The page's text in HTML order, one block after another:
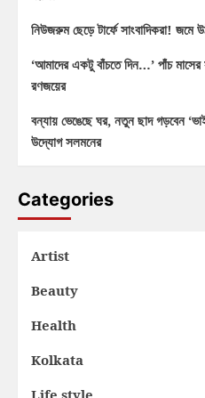
নিউজরুম ছেড়ে টার্ফে সাংবাদিকরা! জমে
‘আমাদের একটু বাঁচতে দিন…’ পাঁচ
রণজয়ের
বন্যায় ভেঙেছে ঘর, নতুন ছাদ গড়বেন
উদ্যোগ সলমনের
Categories
Artist
Beauty
Health
Kolkata